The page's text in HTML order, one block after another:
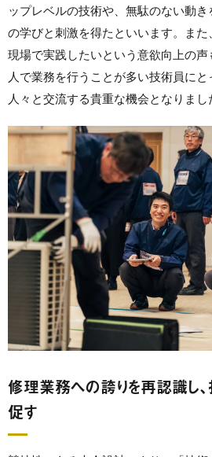
ップレベルの技術や、無駄のない動き
の学びと刺激を得たといいます。また
現場で実践したいという意欲向上の
人で業務を行うことが多い技術員にと
人々と交流する貴重な機会となりまし
修理業務への誇りを再認識し
促す